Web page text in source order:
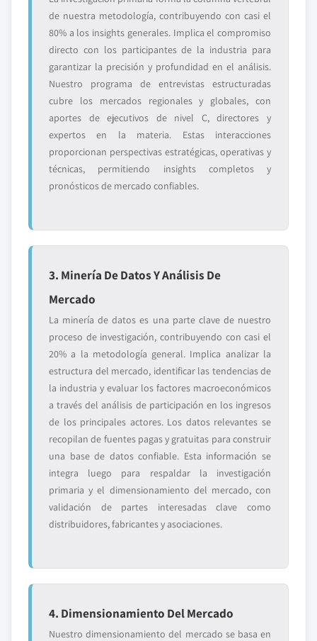
de nuestra metodología, contribuyendo con casi el
80% a los insights generales. Implica el compromiso
directo con los participantes de la industria para
garantizar la precisión y profundidad en el análisis.
Nuestro programa de entrevistas estructuradas
cubre los mercados regionales y globales, con
aportes de ejecutivos de nivel C, directores y
expertos en la materia. Estas interacciones
proporcionan perspectivas estratégicas, operativas y
técnicas, permitiendo insights completos y
pronósticos de mercado confiables.
3. Minería De Datos Y Análisis De
Mercado
La minería de datos es una parte clave de nuestro
proceso de investigación, contribuyendo con casi el
20% a la metodología general. Implica analizar la
estructura del mercado, identificar las tendencias de
la industria y evaluar los factores macroeconómicos
a través del análisis de participación en los ingresos
de los principales actores. Los datos relevantes se
recopilan de fuentes pagas y gratuitas para construir
una base de datos confiable. Esta información se
integra luego para respaldar la investigación
primaria y el dimensionamiento del mercado, con
validación de partes interesadas clave como
distribuidores, fabricantes y asociaciones.
4. Dimensionamiento Del Mercado
Nuestro dimensionamiento del mercado se basa en